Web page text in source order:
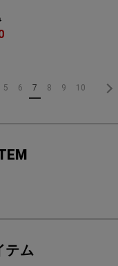
5 6 7 8 9 10
テム